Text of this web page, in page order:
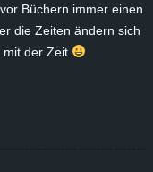
Büchern immer einen
die Zeiten ändern sich
mit der Zeit